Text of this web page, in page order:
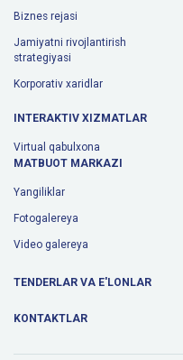
Biznes rejasi
Jamiyatni rivojlantirish
strategiyasi
Korporativ xaridlar
INTERAKTIV XIZMATLAR
Virtual qabulxona
MATBUOT MARKAZI
Yangiliklar
Fotogalereya
Video galereya
TENDERLAR VA E'LONLAR
KONTAKTLAR